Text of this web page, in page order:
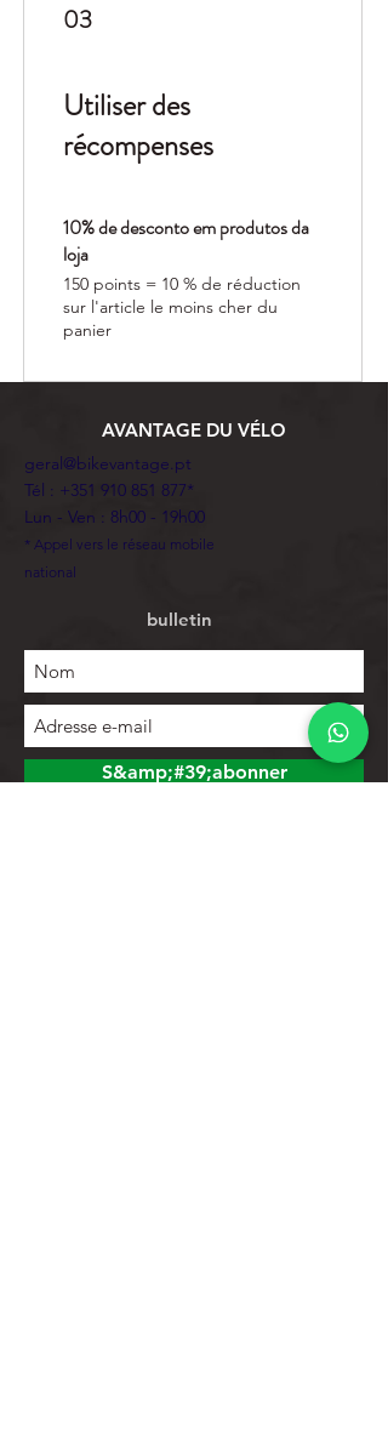
03
Utiliser des
récompenses
10% de desconto em produtos da
loja
150 points = 10 % de réduction
sur l'article le moins cher du
panier
AVANTAGE DU VÉLO
geral@bikevantage.pt
Tél : +351 910 851 877*
Lun - Ven : 8h00 - 19h00
* Appel vers le réseau mobile
national
bulletin
S&amp;#39;abonner